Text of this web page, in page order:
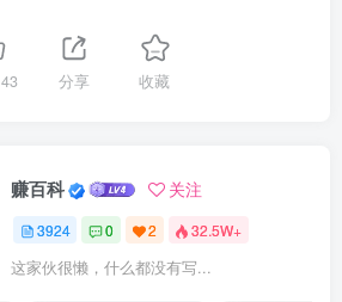
43 分享 收藏
赚百科 关注
3924 0 2 32.5W+
这家伙很懒，什么都没有写...